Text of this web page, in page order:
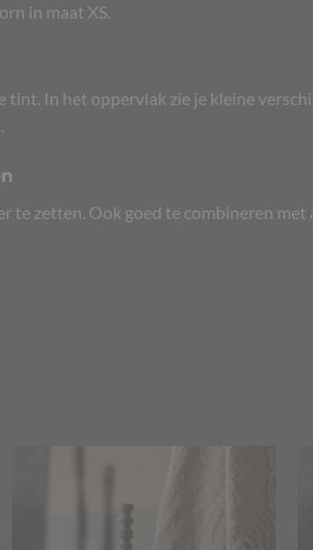
in maat XS.
tint. In het oppervlak zie je kleine
te zetten. Ook goed te combineren met